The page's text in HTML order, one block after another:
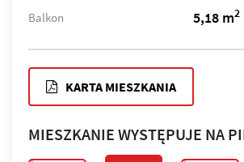
Balkon 5,18 m2
KARTA MIESZKANIA
MIESZKANIE WYSTĘPUJE NA